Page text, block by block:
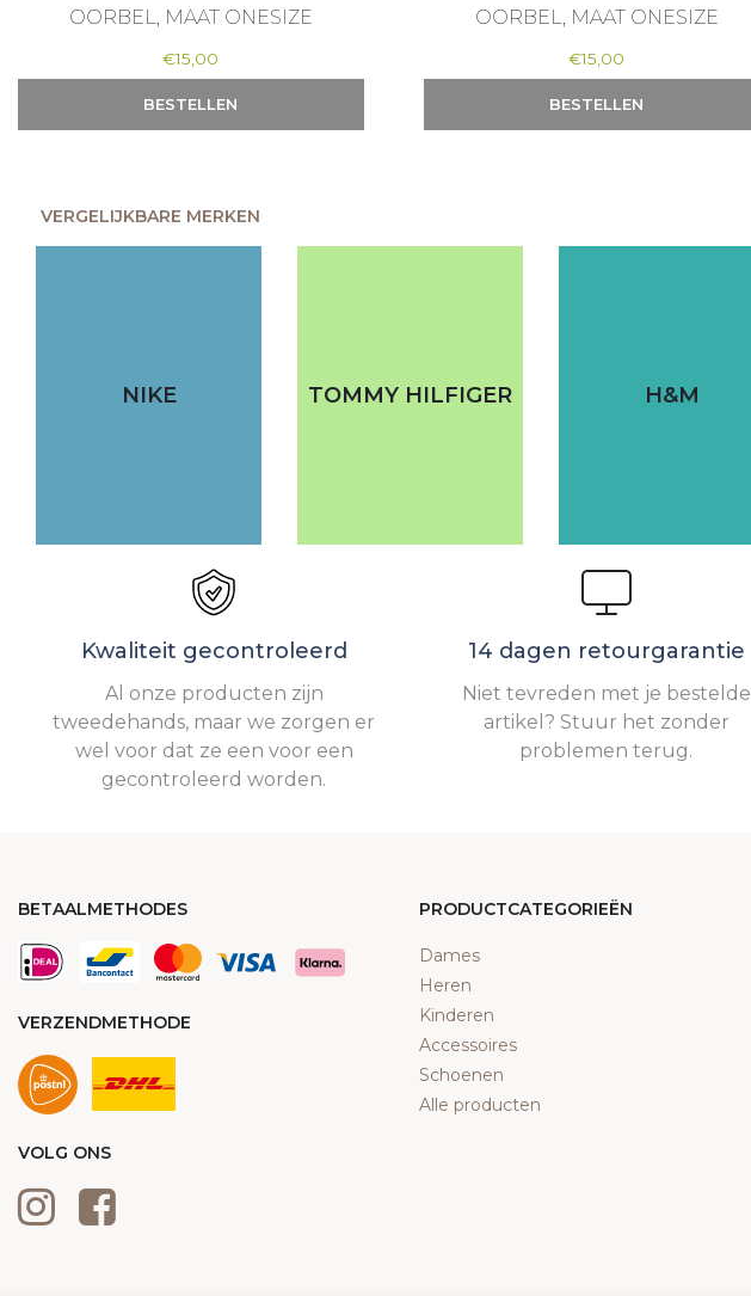
OORBEL, MAAT ONESIZE
€15,00
BESTELLEN
OORBEL, MAAT ONESIZE
€15,00
BESTELLEN
VERGELIJKBARE MERKEN
NIKE TOMMY HILFIGER H&M
Kwaliteit gecontroleerd
Al onze producten zijn
tweedehands, maar we zorgen er
wel voor dat ze een voor een
gecontroleerd worden.
14 dagen retourgarantie
Niet tevreden met je bestelde
artikel? Stuur het zonder
problemen terug.
BETAALMETHODES
VERZENDMETHODE
VOLG ONS
PRODUCTCATEGORIEËN
Dames
Heren
Kinderen
Accessoires
Schoenen
Alle producten